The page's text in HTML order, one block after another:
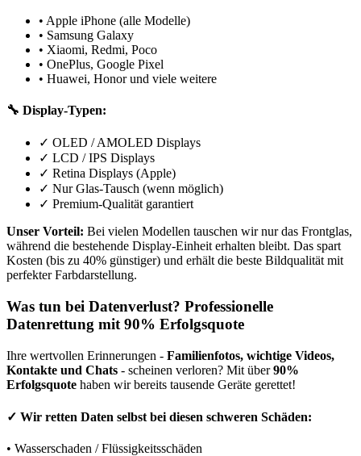
• Apple iPhone (alle Modelle)
• Samsung Galaxy
• Xiaomi, Redmi, Poco
• OnePlus, Google Pixel
• Huawei, Honor und viele weitere
🔧 Display-Typen:
✓ OLED / AMOLED Displays
✓ LCD / IPS Displays
✓ Retina Displays (Apple)
✓ Nur Glas-Tausch (wenn möglich)
✓ Premium-Qualität garantiert
Unser Vorteil: Bei vielen Modellen tauschen wir nur das Frontglas,
während die bestehende Display-Einheit erhalten bleibt. Das spart
Kosten (bis zu 40% günstiger) und erhält die beste Bildqualität mit
perfekter Farbdarstellung.
Was tun bei Datenverlust? Professionelle
Datenrettung mit 90% Erfolgsquote
Ihre wertvollen Erinnerungen - Familienfotos, wichtige Videos,
Kontakte und Chats - scheinen verloren? Mit über90%
Erfolgsquote haben wir bereits tausende Geräte gerettet!
✓ Wir retten Daten selbst bei diesen schweren Schäden:
• Wasserschaden / Flüssigkeitsschäden